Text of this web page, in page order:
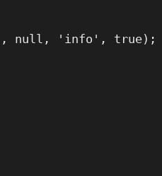
null, 'info', true);